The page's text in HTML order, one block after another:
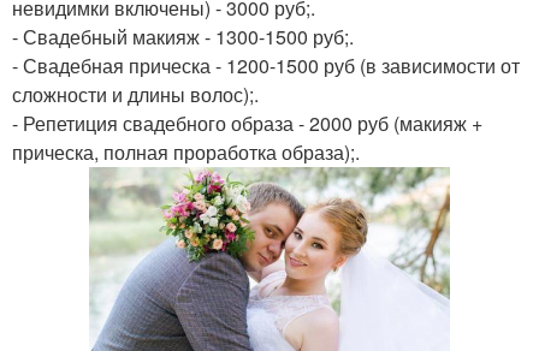
невидимки включены) - 3000 руб;.
- Свадебный макияж - 1300-1500 руб;.
- Свадебная прическа - 1200-1500 руб (в зависимости от
сложности и длины волос);.
- Репетиция свадебного образа - 2000 руб (макияж +
прическа, полная проработка образа);.